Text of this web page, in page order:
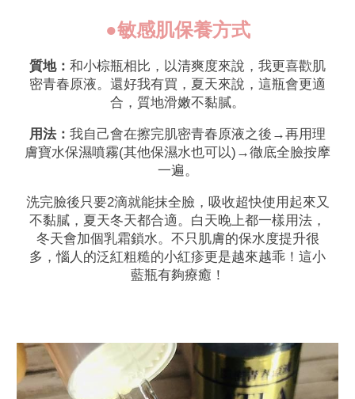
●敏感肌保養方式
質地： 和小棕瓶相比，以清爽度來說，我更喜歡肌
密青春原液。還好我有買，夏天來說，這瓶會更適
合，質地滑嫩不黏膩。
用法： 我自己會在擦完肌密青春原液之後→再用理
膚寶水保濕噴霧(其他保濕水也可以)→徹底全臉按摩
一遍。
洗完臉後只要2滴就能抹全臉，吸收超快使用起來又
不黏膩，夏天冬天都合適。白天晚上都一樣用法，
冬天會加個乳霜鎖水。不只肌膚的保水度提升很
多，惱人的泛紅粗糙的小紅疹更是越來越乖！這小
藍瓶有夠療癒！